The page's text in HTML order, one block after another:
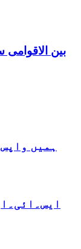
بین الاقوامی
ہمیں